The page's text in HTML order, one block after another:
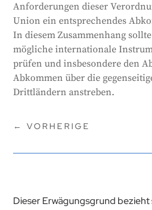
Anforderungen dieser
Union ein entsprechendes
In diesem Zusammenhang
mögliche internationale
prüfen und insbesondere den
Abkommen über die
Drittländern anstreben.
←VORHERIGE
Dieser Erwägungsgrund bezieht